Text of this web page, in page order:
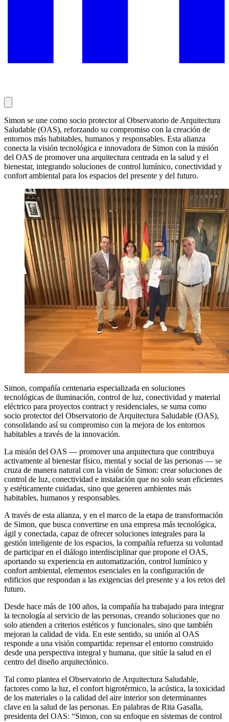
Simon se une como socio protector al Observatorio de Arquitectura
Saludable (OAS), reforzando su compromiso con la creación de
entornos más habitables, humanos y responsables. Esta alianza
conecta la visión tecnológica e innovadora de Simon con la misión
del OAS de promover una arquitectura centrada en la salud y el
bienestar, integrando soluciones de control lumínico, conectividad y
confort ambiental para los espacios del presente y del futuro.
Simon, compañía centenaria especializada en soluciones
tecnológicas de iluminación, control de luz, conectividad y material
eléctrico para proyectos contract y residenciales, se suma como
socio protector del Observatorio de Arquitectura Saludable (OAS),
consolidando así su compromiso con la mejora de los entornos
habitables a través de la innovación.
La misión del OAS — promover una arquitectura que contribuya
activamente al bienestar físico, mental y social de las personas — se
cruza de manera natural con la visión de Simon: crear soluciones de
control de luz, conectividad e instalación que no solo sean eficientes
y estéticamente cuidadas, sino que generen ambientes más
habitables, humanos y responsables.
A través de esta alianza, y en el marco de la etapa de transformación
de Simon, que busca convertirse en una empresa más tecnológica,
ágil y conectada, capaz de ofrecer soluciones integrales para la
gestión inteligente de los espacios, la compañía refuerza su voluntad
de participar en el diálogo interdisciplinar que propone el OAS,
aportando su experiencia en automatización, control lumínico y
confort ambiental, elementos esenciales en la configuración de
edificios que respondan a las exigencias del presente y a los retos del
futuro.
Desde hace más de 100 años, la compañía ha trabajado para integrar
la tecnología al servicio de las personas, creando soluciones que no
solo atienden a criterios estéticos y funcionales, sino que también
mejoran la calidad de vida. En este sentido, su unión al OAS
responde a una visión compartida: repensar el entorno construido
desde una perspectiva integral y humana, que sitúe la salud en el
centro del diseño arquitectónico.
Tal como plantea el Observatorio de Arquitectura Saludable,
factores como la luz, el confort higrotérmico, la acústica, la toxicidad
de los materiales o la calidad del aire interior son determinantes
clave en la salud de las personas. En palabras de Rita Gasalla,
presidenta del OAS: “Simon, con su enfoque en sistemas de control